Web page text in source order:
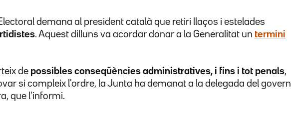
demana al president català que retiri llaços i estelades
. Aquest dilluns va acordar donar a la Generalitat un termini
de possibles conseqüències administratives, i fins i tot penals,
si compleix l'ordre, la Junta ha demanat a la delegada del govern
que l'informi.